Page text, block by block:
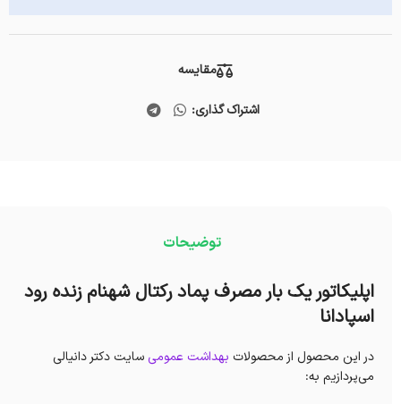
مقایسه
اشتراک گذاری:
توضیحات
اپلیکاتور یک بار مصرف پماد رکتال شهنام زنده رود
اسپادانا
در این محصول از محصولات بهداشت عمومی سایت دکتر دانیالی
می‌پردازیم به: